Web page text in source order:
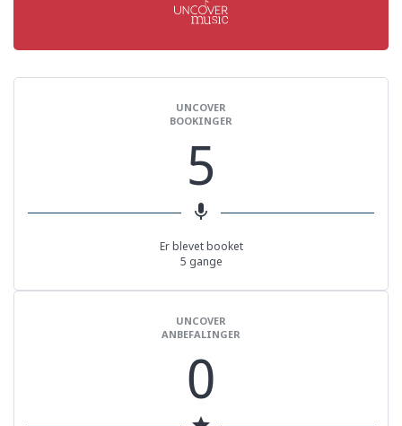
UNCOVER
BOOKINGER
5
mic
Er blevet booket
5 gange
UNCOVER
ANBEFALINGER
0